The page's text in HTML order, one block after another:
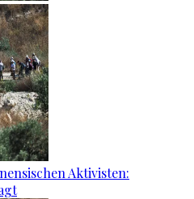
Aktivisten: